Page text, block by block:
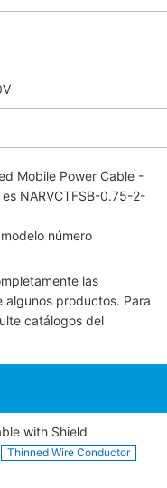
Mobile Power Cable -
es NARVCTFSB-0.75-2-
número
las
algunos productos. Para
catálogos del
with Shield
Thinned Wire Conductor